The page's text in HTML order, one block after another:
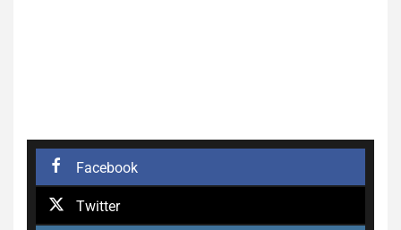
Facebook
Twitter